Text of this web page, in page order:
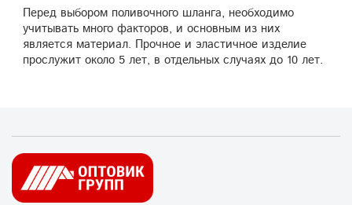
Перед выбором поливочного шланга, необходимо
учитывать много факторов, и основным из них
является материал. Прочное и эластичное изделие
прослужит около 5 лет, в отдельных случаях до 10 лет.